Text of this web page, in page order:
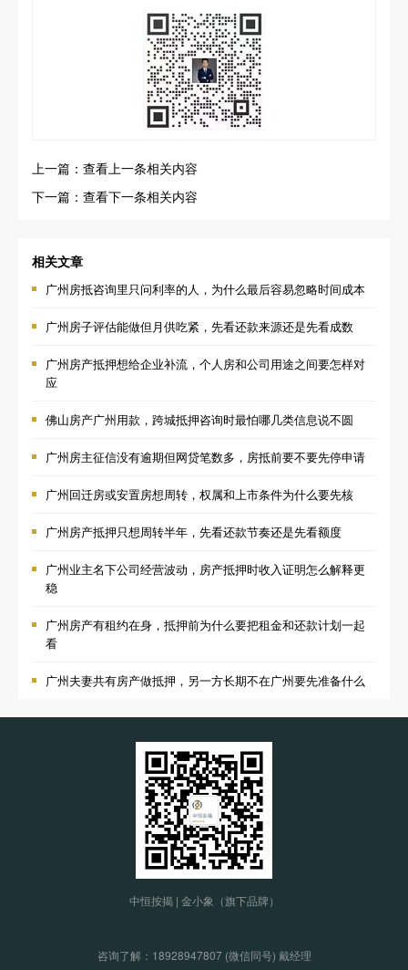
上一篇：查看上一条相关内容
下一篇：查看下一条相关内容
相关文章
广州房抵咨询里只问利率的人，为什么最后容易忽略时间成本
广州房子评估能做但月供吃紧，先看还款来源还是先看成数
广州房产抵押想给企业补流，个人房和公司用途之间要怎样对
应
佛山房产广州用款，跨城抵押咨询时最怕哪几类信息说不圆
广州房主征信没有逾期但网贷笔数多，房抵前要不要先停申请
广州回迁房或安置房想周转，权属和上市条件为什么要先核
广州房产抵押只想周转半年，先看还款节奏还是先看额度
广州业主名下公司经营波动，房产抵押时收入证明怎么解释更
稳
广州房产有租约在身，抵押前为什么要把租金和还款计划一起
看
广州夫妻共有房产做抵押，另一方长期不在广州要先准备什么
中恒按揭 | 金小象（旗下品牌）
咨询了解： 18928947807 (微信同号) 戴经理